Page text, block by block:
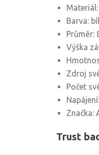
Barva:
Průměr:
Výška
Zdroj
Počet
Značka:
Trust